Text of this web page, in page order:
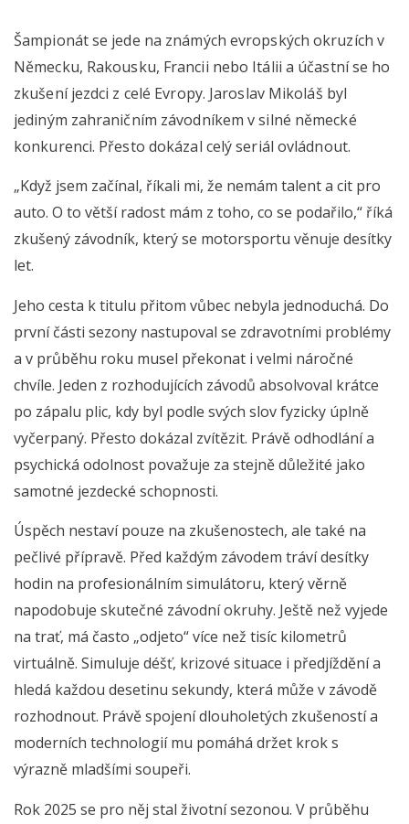
Šampionát se jede na známých evropských okruzích v
Německu, Rakousku, Francii nebo Itálii a účastní se ho
zkušení jezdci z celé Evropy. Jaroslav Mikoláš byl
jediným zahraničním závodníkem v silné německé
konkurenci. Přesto dokázal celý seriál ovládnout.
„Když jsem začínal, říkali mi, že nemám talent a cit pro
auto. O to větší radost mám z toho, co se podařilo,“ říká
zkušený závodník, který se motorsportu věnuje desítky
let.
Jeho cesta k titulu přitom vůbec nebyla jednoduchá. Do
první části sezony nastupoval se zdravotními problémy
a v průběhu roku musel překonat i velmi náročné
chvíle. Jeden z rozhodujících závodů absolvoval krátce
po zápalu plic, kdy byl podle svých slov fyzicky úplně
vyčerpaný. Přesto dokázal zvítězit. Právě odhodlání a
psychická odolnost považuje za stejně důležité jako
samotné jezdecké schopnosti.
Úspěch nestaví pouze na zkušenostech, ale také na
pečlivé přípravě. Před každým závodem tráví desítky
hodin na profesionálním simulátoru, který věrně
napodobuje skutečné závodní okruhy. Ještě než vyjede
na trať, má často „odjeto“ více než tisíc kilometrů
virtuálně. Simuluje déšť, krizové situace i předjíždění a
hledá každou desetinu sekundy, která může v závodě
rozhodnout. Právě spojení dlouholetých zkušeností a
moderních technologií mu pomáhá držet krok s
výrazně mladšími soupeři.
Rok 2025 se pro něj stal životní sezonou. V průběhu